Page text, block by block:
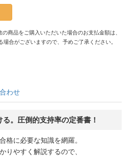
商品をご購入いただいた場合のお支払金額は、
合がございますので、予めご了承ください。
わせ
。圧倒的支持率の定番書！
格に必要な知識を網羅。
りやすく解説するので、